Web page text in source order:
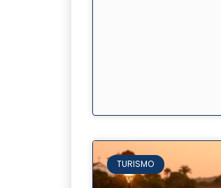
TURISMO